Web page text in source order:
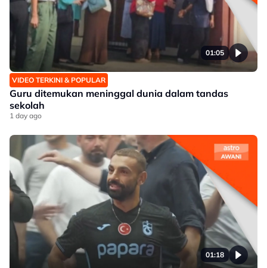
01:05
VIDEO TERKINI & POPULAR
Guru ditemukan meninggal dunia dalam tandas
sekolah
1 day ago
01:18